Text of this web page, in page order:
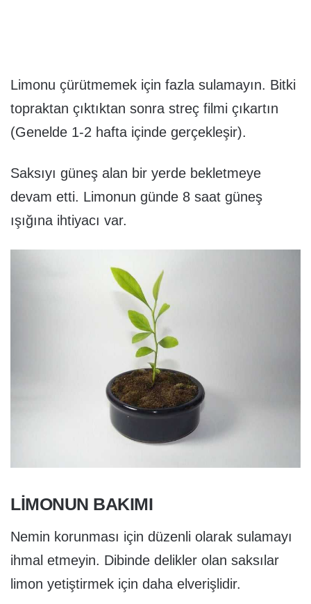
Limonu çürütmemek için fazla sulamayın. Bitki
topraktan çıktıktan sonra streç filmi çıkartın
(Genelde 1-2 hafta içinde gerçekleşir).
Saksıyı güneş alan bir yerde bekletmeye
devam etti. Limonun günde 8 saat güneş
ışığına ihtiyacı var.
LIMONUN BAKIMI
Nemin korunması için düzenli olarak sulamayı
ihmal etmeyin. Dibinde delikler olan saksılar
limon yetiştirmek için daha elverişlidir.